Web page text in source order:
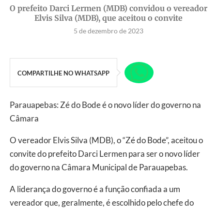
O prefeito Darci Lermen (MDB) convidou o vereador
Elvis Silva (MDB), que aceitou o convite
5 de dezembro de 2023
COMPARTILHE NO WHATSAPP
Parauapebas: Zé do Bode é o novo líder do governo na
Câmara
O vereador Elvis Silva (MDB), o “Zé do Bode”, aceitou o
convite do prefeito Darci Lermen para ser o novo líder
do governo na Câmara Municipal de Parauapebas.
A liderança do governo é a função confiada a um
vereador que, geralmente, é escolhido pelo chefe do